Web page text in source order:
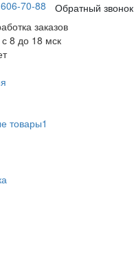
70-88
Обратный звонок
заказов
8 до 18 мск
товары1